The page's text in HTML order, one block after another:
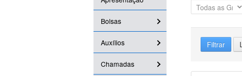
Bolsas
Auxílios
Chamadas
Filtrar